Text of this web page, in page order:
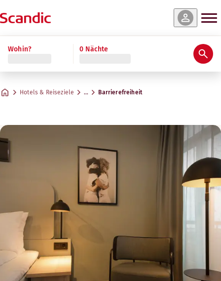
Wohin? 0 Nächte
Hotels & Reiseziele … Barrierefreiheit